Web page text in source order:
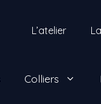
L’atelier
Colliers